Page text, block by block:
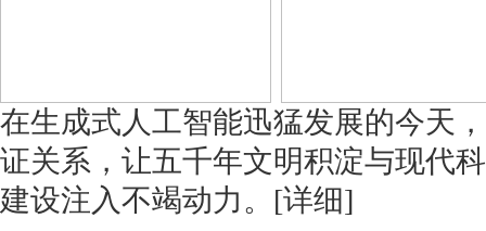
在生成式人工智能迅猛发展的今天
证关系，让五千年文明积淀与现代
建设注入不竭动力。 [详细]